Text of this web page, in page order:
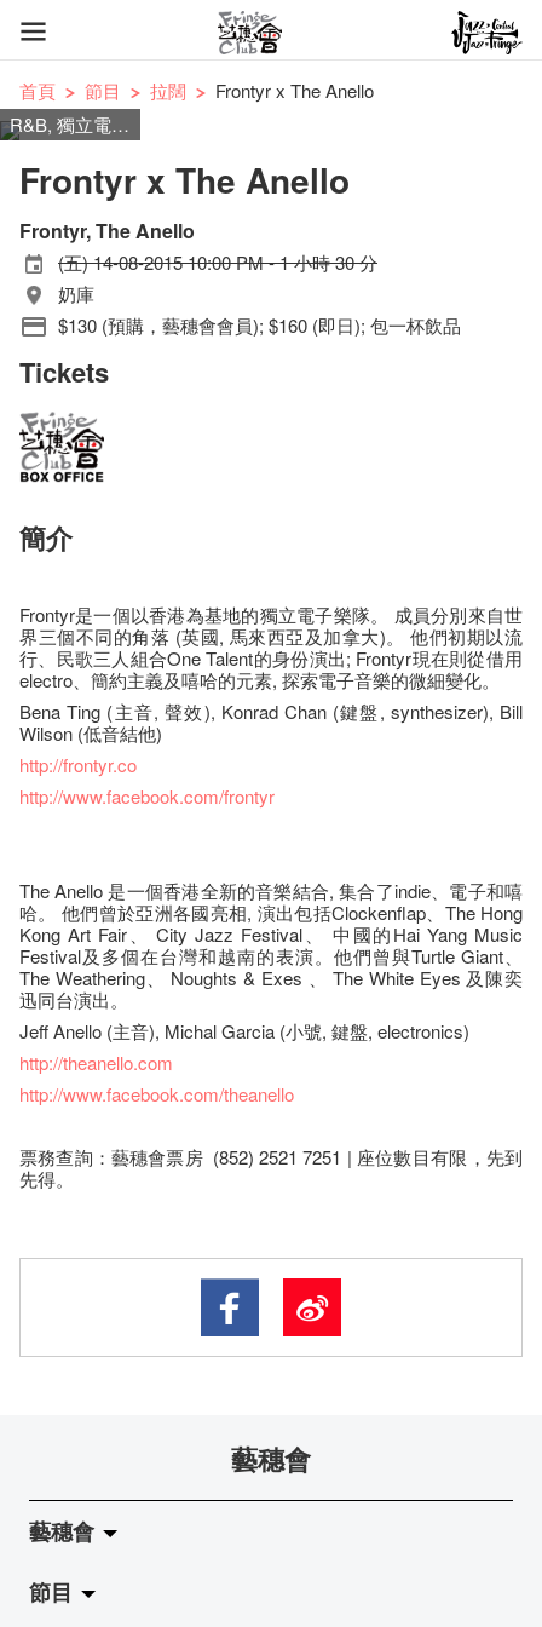
首頁 節目 拉闊
Frontyr x The Anello
R&B, 獨立電子樂
Frontyr x The Anello
Frontyr, The Anello
(五) 14-08-2015 10:00 PM - 1 小時 30 分
奶庫
$130 (預購，藝穗會會員); $160 (即日); 包一杯飲品
Tickets
簡介
Frontyr是一個以香港為基地的獨立電子樂隊。 成員分別來自世
界三個不同的角落 (英國, 馬來西亞及加拿大)。 他們初期以流
行、民歌三人組合One Talent的身份演出; Frontyr現在則從借用
electro、簡約主義及嘻哈的元素, 探索電子音樂的微細變化。
Bena Ting (主音, 聲效), Konrad Chan (鍵盤, synthesizer), Bill
Wilson (低音結他)
http://frontyr.co
http://www.facebook.com/frontyr
The Anello 是一個香港全新的音樂結合, 集合了indie、電子和嘻
哈。 他們曾於亞洲各國亮相, 演出包括Clockenflap、The Hong
Kong Art Fair、 City Jazz Festival、 中國的Hai Yang Music
Festival及多個在台灣和越南的表演。他們曾與Turtle Giant、
The Weathering、 Noughts & Exes 、 The White Eyes 及陳奕
迅同台演出。
Jeff Anello (主音), Michal Garcia (小號, 鍵盤, electronics)
http://theanello.com
http://www.facebook.com/theanello
票務查詢：藝穗會票房 (852) 2521 7251 | 座​位​數目​有​限​，先到
先得。
藝穗會
藝穗會
關於藝穗會
節目